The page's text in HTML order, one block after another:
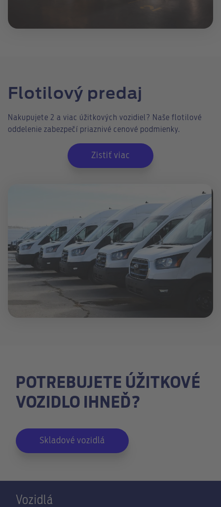
Flotilový predaj
Nakupujete 2 a viac úžitkových vozidiel? Naše flotilové
oddelenie zabezpečí priaznivé cenové podmienky.
Zistiť viac
POTREBUJETE ÚŽITKOVÉ
VOZIDLO IHNEĎ?
Skladové vozidlá
Vozidlá